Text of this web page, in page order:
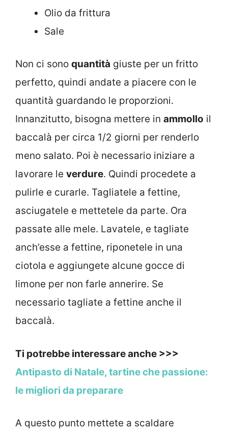
Olio da frittura
Sale
Non ci sono quantità giuste per un fritto
perfetto, quindi andate a piacere con le
quantità guardando le proporzioni.
Innanzitutto, bisogna mettere in ammollo il
baccalà per circa 1/2 giorni per renderlo
meno salato. Poi è necessario iniziare a
lavorare le verdure. Quindi procedete a
pulirle e curarle. Tagliatele a fettine,
asciugatele e mettetele da parte. Ora
passate alle mele. Lavatele, e tagliate
anch’esse a fettine, riponetele in una
ciotola e aggiungete alcune gocce di
limone per non farle annerire. Se
necessario tagliate a fettine anche il
baccalà.
Ti potrebbe interessare anche >>>
Antipasto di Natale, tartine che passione:
le migliori da preparare
A questo punto mettete a scaldare